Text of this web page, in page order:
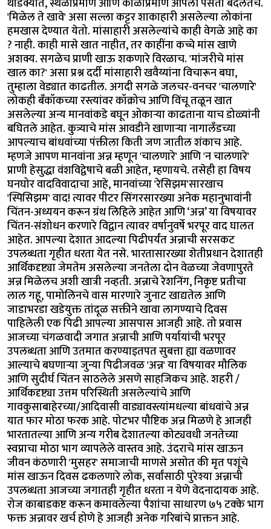
'मिळेल ते खावे' असा सल्ला कट्टर शाकाहारी असलेल्या लोकांना
हमखास देण्यात येतो. मांसाहारी असलेल्यांचे काही वेगळे आहे का
? नाही. काही मासे खात नाहीत, तर काहींना कच्चे मांस खाणे
अशक्य. सगळेच प्राणी खाऊ शकणारे विरळाच. 'मांजरीचे मांस
खाल का?' असा प्रश्न दर्दी मांसाहारी खवैय्यांना विचारून बघा,
तुम्हाला वेड्यात काढतील. अगदी सगळे जलचर-वनचर 'चालणारे'
लोकही बँकॉकच्या रस्त्यांवर कॉक्रोच आणि विंचू तळून खात
असलेल्या अन्य मानवांकडे बघून ओकाऱ्या काढताना याच डोळ्यांनी
बघितले आहेत. कुत्र्याचे मांस आवडीने खाणाऱ्या नागालँडच्या
आपल्याच बांधवांच्या पंक्तीला किती जण जातील शंकाच आहे.
म्हणजे आपण मानवांना अन्न म्हणून 'चालणारे' आणि 'न चालणारे'
प्राणी हेसुद्धा वंशविद्वेषाचे बळी आहेत, म्हणायचे. तसेही हा विषय
घनघोर वादविवादाचा आहे, मानवांच्या 'रेसिझम'सारखाच
'स्पिसिझम' वाद! त्यावर पीटर सिंगरसारख्या अनेक महानुभावांनी
चिंतन-अध्ययन करून ग्रंथ लिहिले आहेत आणि ‘अन्न’ या विषयावर
चिंतन-संशोधन करणारे विद्वान त्यावर वर्षानुवर्षे भरपूर वाद घालत
आहेत. आपल्या देशात आदल्या पिढीपर्यंत अन्नाची सरसकट
उपलब्धता गृहीत धरता येत नसे. भारतासारख्या शेतीप्रधान देशातही
आर्थिकदृष्ट्या जेमतेम असलेल्या जनतेला दोन वेळच्या जेवणापुरते
अन्न मिळेलच अशी खात्री नव्हती. अन्नाचे रेशनिंग, निकृष्ट प्रतीचा
लाल गहू, पामोलिनचे वास मारणारे जुनाट खाद्यतेल आणि
जाडाभरडा खडेयुक्त तांदूळ सक्तीने खावा लागण्याचे दिवस
पाहिलेली एक पिढी आपल्या आसपास आजही आहे. तो प्रवास
आजच्या चंगळवादी जगात अन्नाची आणि पर्यायांची भरपूर
उपलब्धता आणि उतमात करण्याइतपत सुबत्ता ह्या वळणावर
आल्याचे बघणाऱ्या जुन्या पिढीजवळ 'अन्न' या विषयावर मौलिक
आणि सुदीर्घ चिंतन साठलेले असणे साहजिकच आहे. शहरी /
आर्थिकदृष्ट्या उत्तम परिस्थिती असलेल्यांचे आणि
गावकुसाबाहेरच्या/आदिवासी वाड्यावस्त्यांमधल्या बांधवांचे अन्न
यात फार मोठा फरक आहे. पोटभर पौष्टिक अन्न मिळणे हे आजही
भारतातल्या आणि अन्य गरीब देशातल्या कोट्यवधी जनतेच्या
स्वप्नाचा मोठा भाग व्यापलेले वास्तव आहे. उंदराचे मांस खाऊन
जीवन कंठणारी 'मुसहर' समाजाची माणसे असोत की मृत पशूंचे
मांस खाऊन दिवस ढकलणारे लोक, सर्वांसाठी पुरेश्या अन्नाची
उपलब्धता आजच्या जगातही गृहीत धरता न येणे वेदनादायक आहे.
रोज काबाडकष्ट करून कमावलेल्या पैशांचा साधारण ७५ टक्के भाग
फक्त अन्नावर खर्च होणे हे आजही अनेक गरिबांचे प्राक्तन आहे.